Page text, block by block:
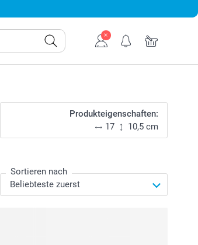
Produkteigenschaften:
17
10,5 cm
Sortieren nach